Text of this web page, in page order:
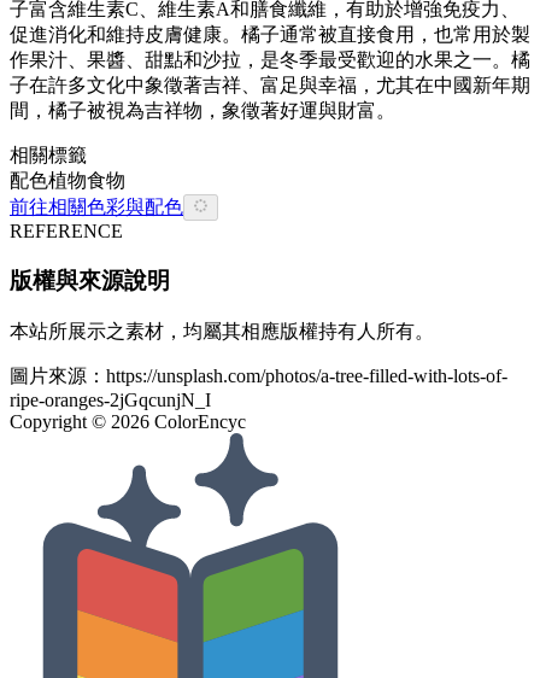
子富含維生素C、維生素A和膳食纖維，有助於增強免疫力、
促進消化和維持皮膚健康。橘子通常被直接食用，也常用於製
作果汁、果醬、甜點和沙拉，是冬季最受歡迎的水果之一。橘
子在許多文化中象徵著吉祥、富足與幸福，尤其在中國新年期
間，橘子被視為吉祥物，象徵著好運與財富。
相關標籤
配色植物食物
前往相關色彩與配色
REFERENCE
版權與來源說明
本站所展示之素材，均屬其相應版權持有人所有。
圖片來源： https://unsplash.com/photos/a-tree-filled-with-lots-of-
ripe-oranges-2jGqcunjN_I
Copyright © 2026 ColorEncyc